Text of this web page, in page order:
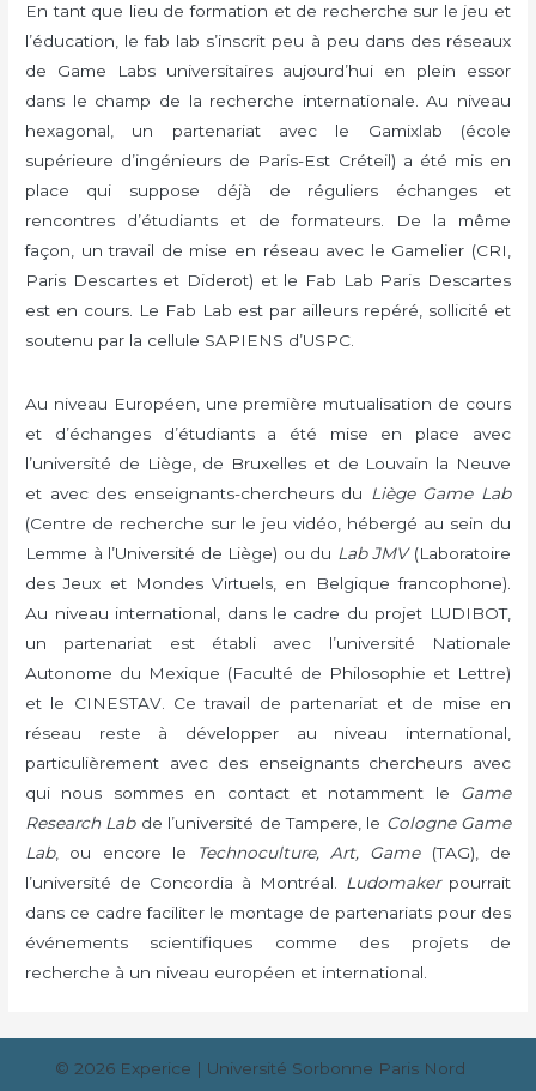
En tant que lieu de formation et de recherche sur le jeu et
l’éducation, le fab lab s’inscrit peu à peu dans des réseaux
de Game Labs universitaires aujourd’hui en plein essor
dans le champ de la recherche internationale. Au niveau
hexagonal, un partenariat avec le Gamixlab (école
supérieure d’ingénieurs de Paris-Est Créteil) a été mis en
place qui suppose déjà de réguliers échanges et
rencontres d’étudiants et de formateurs. De la même
façon, un travail de mise en réseau avec le Gamelier (CRI,
Paris Descartes et Diderot) et le Fab Lab Paris Descartes
est en cours. Le Fab Lab est par ailleurs repéré, sollicité et
soutenu par la cellule SAPIENS d’USPC.
Au niveau Européen, une première mutualisation de cours
et d’échanges d’étudiants a été mise en place avec
l’université de Liège, de Bruxelles et de Louvain la Neuve
et avec des enseignants-chercheurs du
Liège Game Lab
(Centre de recherche sur le jeu vidéo, hébergé au sein du
Lemme à l’Université de Liège) ou du Lab JMV(Laboratoire
des Jeux et Mondes Virtuels, en Belgique francophone).
Au niveau international, dans le cadre du projet LUDIBOT,
un partenariat est établi avec l’université Nationale
Autonome du Mexique (Faculté de Philosophie et Lettre)
et le CINESTAV. Ce travail de partenariat et de mise en
réseau reste à développer au niveau international,
particulièrement avec des enseignants chercheurs avec
qui nous sommes en contact et notamment le Game
Research Labde l’université de Tampere, le Cologne Game
Lab, ou encore le Technoculture, Art, Game(TAG), de
l’université de Concordia à Montréal.
Ludomakerpourrait
dans ce cadre faciliter le montage de partenariats pour des
événements scientifiques comme des projets de
recherche à un niveau européen et international.
© 2026 Experice | Université Sorbonne Paris Nord